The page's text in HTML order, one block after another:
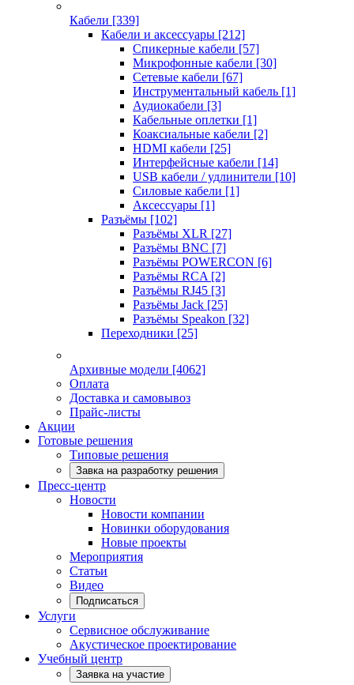
Кабели [339]
Кабели и аксессуары [212]
Спикерные кабели [57]
Микрофонные кабели [30]
Сетевые кабели [67]
Инструментальный кабель [1]
Аудиокабели [3]
Кабельные оплетки [1]
Коаксиальные кабели [2]
HDMI кабели [25]
Интерфейсные кабели [14]
USB кабели / удлинители [10]
Силовые кабели [1]
Аксессуары [1]
Разъёмы [102]
Разъёмы XLR [27]
Разъёмы BNC [7]
Разъёмы POWERCON [6]
Разъёмы RCA [2]
Разъёмы RJ45 [3]
Разъёмы Jack [25]
Разъёмы Speakon [32]
Переходники [25]
Архивные модели [4062]
Оплата
Доставка и самовывоз
Прайс-листы
Акции
Готовые решения
Типовые решения
Завка на разработку решения
Пресс-центр
Новости
Новости компании
Новинки оборудования
Новые проекты
Мероприятия
Статьи
Видео
Подписаться
Услуги
Сервисное обслуживание
Акустическое проектирование
Учебный центр
Заявка на участие